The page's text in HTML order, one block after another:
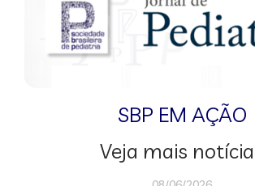
SBP EM AÇÃO
Veja mais